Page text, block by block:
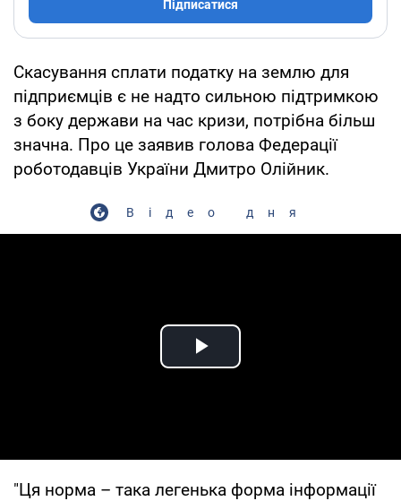
Підписатися
Скасування сплати податку на землю для
підприємців є не надто сильною підтримкою
з боку держави на час кризи, потрібна більш
значна. Про це заявив голова Федерації
роботодавців України Дмитро Олійник.
Відео дня
Play Video
"Ця норма – така легенька форма інформації